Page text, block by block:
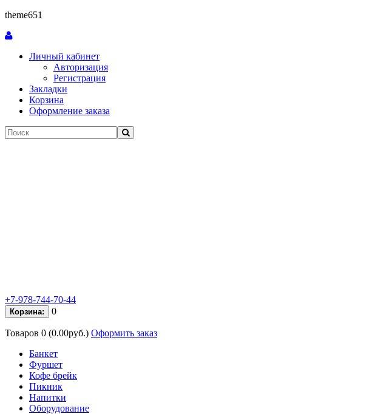
theme651
Личный кабинет
Авторизация
Регистрация
Закладки
Корзина
Оформление заказа
+7-978-744-70-44
Корзина: 0
Товаров 0 (0.00руб.) Оформить заказ
Банкет
Фуршет
Кофе брейк
Пикник
Напитки
Оборудование